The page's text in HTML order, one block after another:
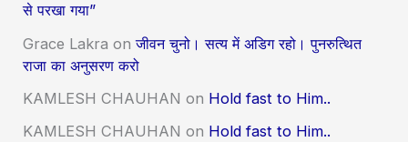
से परखा गया”
Grace Lakra onजीवन चुनो। सत्य में अडिग रहो। पुनरुत्थित
राजा का अनुसरण करो
KAMLESH CHAUHAN on Hold fast to Him..
KAMLESH CHAUHAN on Hold fast to Him..